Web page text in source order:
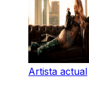
Artista actual